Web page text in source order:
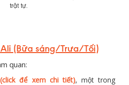
trật tự.
(Bữa sáng/Trưa/Tối)
quan:
để xem chi tiết), một trong